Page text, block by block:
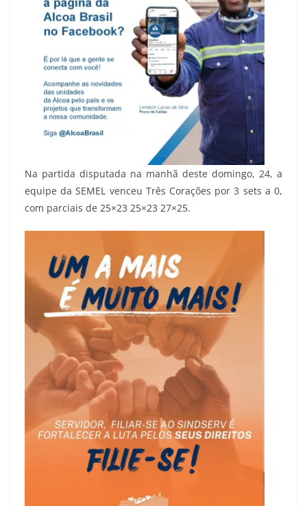
Na partida disputada na manhã deste domingo, 24, a
equipe da SEMEL venceu Três Corações por 3 sets a 0,
com parciais de 25×23 25×23 27×25.